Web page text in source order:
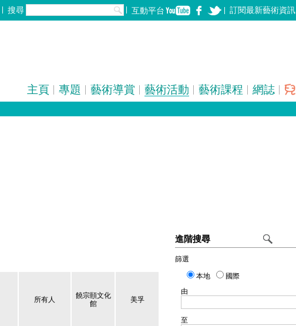
搜尋 互動平台 訂閱最新藝術資訊
主頁 專題 藝術導賞 藝術活動 藝術課程 網誌
進階搜尋
篩選
本地
國際
由
至
所有人
饒宗頤文化
館
美孚